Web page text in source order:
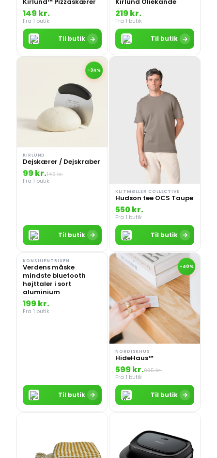
149 kr.
Fra 1 butik
Til butik →
219 kr.
Fra 1 butik
Til butik →
-34%
KIRLUND
Dejskærer / Dejskraber
99 kr.149 kr.
Fra 1 butik
Til butik →
KLITMØLLER COLLECTIVE
Hudson tee OCS Taupe
550 kr.
Fra 1 butik
Til butik →
KONSULENTBIXEN
Verdens måske
mindste bluetooth
højttaler i sort
aluminium
199 kr.
Fra 1 butik
Til butik →
-40%
NORDISKHUS
HideHaus™
599 kr.995 kr.
Fra 1 butik
Til butik →